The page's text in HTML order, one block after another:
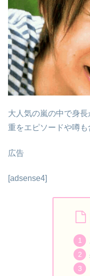
大人気の嵐の中で身
重をエピソードや噂も
広告
[adsense4]